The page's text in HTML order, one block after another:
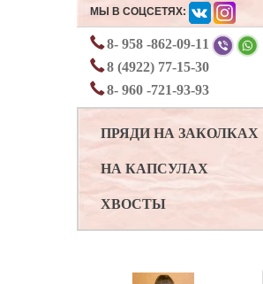
МЫ В СОЦСЕТЯХ:
8- 958 -862-09-11
8 (4922) 77-15-30
8- 960 -721-93-93
ПРЯДИ НА ЗАКОЛКАХ
НА КАПСУЛАХ
ХВОСТЫ